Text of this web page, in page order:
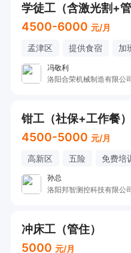
学徒工（含激光割+
4500-6000 元/月
孟津区 提供食宿 加
冯敬利
洛阳合荣机械制造有限公
钳工（社保+工作餐）
4500-5000 元/月
高新区 五险 免费培
孙总
洛阳邦智测控科技有限公
冲床工（管住）
5000 元/月